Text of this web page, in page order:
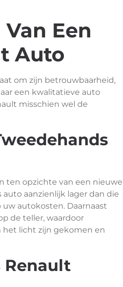
Een
Auto
om zijn betrouwbaarheid,
een kwalitatieve auto
misschien wel de
ten opzichte van een nieuwe
aanzienlijk lager dan die
autokosten. Daarnaast
de teller, waardoor
het licht zijn gekomen en
Renault